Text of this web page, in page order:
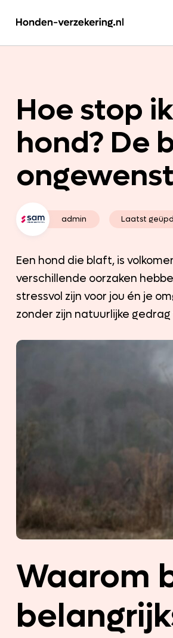
Hoe stop
hond? De
admin Laatst
Een hond die blaft, is
verschillende oorzaken
stressvol zijn voor jou én je
zonder zijn natuurlijke
Waarom